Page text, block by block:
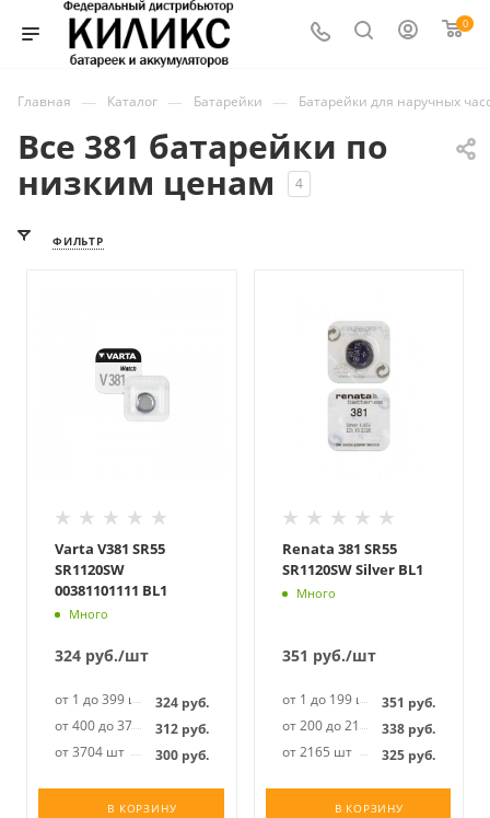
0
Главная — Каталог — Батарейки — Батарейки для наручных
Все 381 батарейки по
низким ценам
4
ФИЛЬТР
Varta V381 SR55
SR1120SW
00381101111 BL1
Много
324 руб./шт
от 1 до 399 шт 324руб.
от 400 до 3703 шт312руб.
от 3704 шт
300руб.
В КОРЗИНУ
Renata 381 SR55
SR1120SW Silver BL1
Много
351 руб./шт
от 1 до 199 шт 351 руб.
от 200 до 2164 шт
338 руб.
от 2165 шт
325 руб.
В КОРЗИНУ